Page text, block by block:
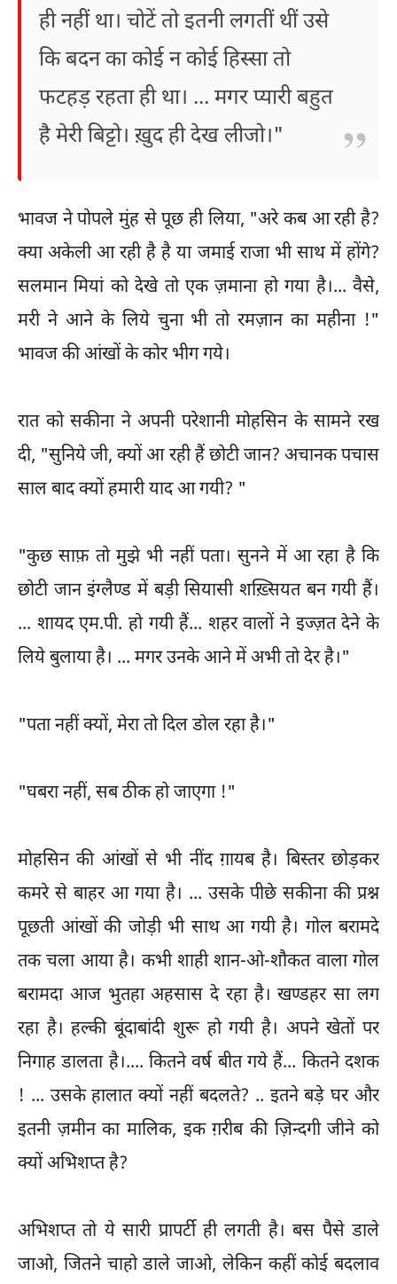
ही नहीं था। चोटें तो इतनी लगतीं थीं उसे
कि बदन का कोई न कोई हिस्सा तो
फटहड़ रहता ही था। ... मगर प्यारी बहुत
है मेरी बिट्टो। ख़ुद ही देख लीजो।"
भावज ने पोपले मुंह से पूछ ही लिया, "अरे कब आ रही है?
क्या अकेली आ रही है है या जमाई राजा भी साथ में होंगे?
सलमान मियां को देखे तो एक ज़माना हो गया है।... वैसे,
मरी ने आने के लिये चुना भी तो रमज़ान का महीना !"
भावज की आंखों के कोर भीग गये।
रात को सकीना ने अपनी परेशानी मोहसिन के सामने रख
दी, "सुनिये जी, क्यों आ रही हैं छोटी जान? अचानक पचास
साल बाद क्यों हमारी याद आ गयी? "
"कुछ साफ़ तो मुझे भी नहीं पता। सुनने में आ रहा है कि
छोटी जान इंग्लैण्ड में बड़ी सियासी शख़्सियत बन गयी हैं।
... शायद एम.पी. हो गयी हैं... शहर वालों ने इज्ज़त देने के
लिये बुलाया है। ... मगर उनके आने में अभी तो देर है।"
"पता नहीं क्यों, मेरा तो दिल डोल रहा है।"
"घबरा नहीं, सब ठीक हो जाएगा !"
मोहसिन की आंखों से भी नींद ग़ायब है। बिस्तर छोड़कर
कमरे से बाहर आ गया है। ... उसके पीछे सकीना की प्रश्न
पूछती आंखों की जोड़ी भी साथ आ गयी है। गोल बरामदे
तक चला आया है। कभी शाही शान-ओ-शौकत वाला गोल
बरामदा आज भुतहा अहसास दे रहा है। खण्डहर सा लग
रहा है। हल्की बूंदाबांदी शुरू हो गयी है। अपने खेतों पर
निगाह डालता है।.... कितने वर्ष बीत गये हैं... कितने दशक
! ... उसके हालात क्यों नहीं बदलते? .. इतने बड़े घर और
इतनी ज़मीन का मालिक, इक ग़रीब की ज़िन्दगी जीने को
क्यों अभिशप्त है?
अभिशप्त तो ये सारी प्रापर्टी ही लगती है। बस पैसे डाले
जाओ, जितने चाहो डाले जाओ, लेकिन कहीं कोई बदलाव